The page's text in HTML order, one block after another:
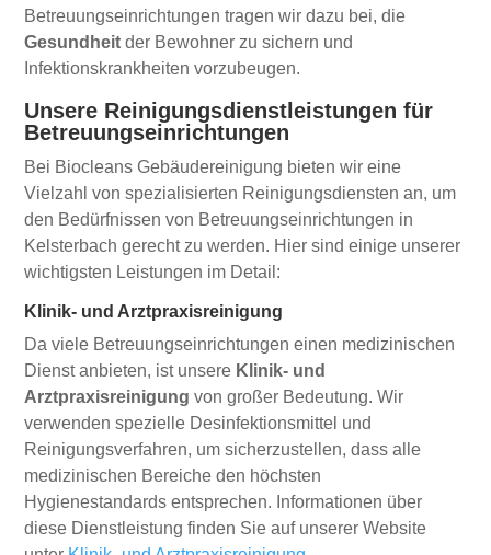
Betreuungseinrichtungen tragen wir dazu bei, die
Gesundheit der Bewohner zu sichern und
Infektionskrankheiten vorzubeugen.
Unsere Reinigungsdienstleistungen für
Betreuungseinrichtungen
Bei Biocleans Gebäudereinigung bieten wir eine
Vielzahl von spezialisierten Reinigungsdiensten an, um
den Bedürfnissen von Betreuungseinrichtungen in
Kelsterbach gerecht zu werden. Hier sind einige unserer
wichtigsten Leistungen im Detail:
Klinik- und Arztpraxisreinigung
Da viele Betreuungseinrichtungen einen medizinischen
Dienst anbieten, ist unsere Klinik- und
Arztpraxisreinigung von großer Bedeutung. Wir
verwenden spezielle Desinfektionsmittel und
Reinigungsverfahren, um sicherzustellen, dass alle
medizinischen Bereiche den höchsten
Hygienestandards entsprechen. Informationen über
diese Dienstleistung finden Sie auf unserer Website